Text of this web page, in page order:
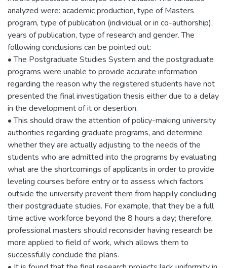
analyzed were: academic production, type of Masters
program, type of publication (individual or in co-authorship),
years of publication, type of research and gender. The
following conclusions can be pointed out:
• The Postgraduate Studies System and the postgraduate
programs were unable to provide accurate information
regarding the reason why the registered students have not
presented the final investigation thesis either due to a delay
in the development of it or desertion.
• This should draw the attention of policy-making university
authorities regarding graduate programs, and determine
whether they are actually adjusting to the needs of the
students who are admitted into the programs by evaluating
what are the shortcomings of applicants in order to provide
leveling courses before entry or to assess which factors
outside the university prevent them from happily concluding
their postgraduate studies. For example, that they be a full
time active workforce beyond the 8 hours a day; therefore,
professional masters should reconsider having research be
more applied to field of work, which allows them to
successfully conclude the plans.